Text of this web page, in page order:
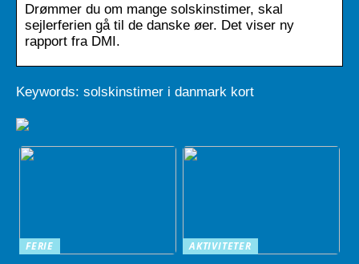
Drømmer du om mange solskinstimer, skal
sejlerferien gå til de danske øer. Det viser ny
rapport fra DMI.
Keywords: solskinstimer i danmark kort
FERIE
AKTIVITETER